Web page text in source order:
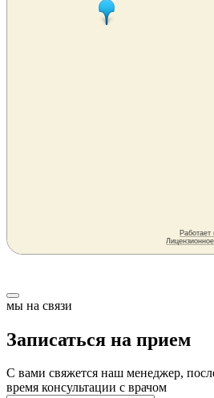
мы на связи
Записаться на прием
С вами свяжется наш менеджер,
время консультации с врачом